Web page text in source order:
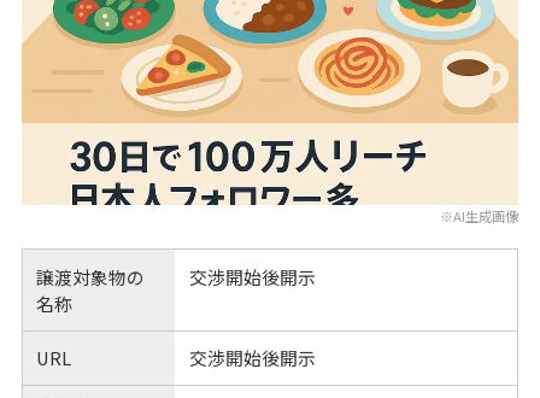
※AI生成画像
譲渡対象物の
名称
交渉開始後開示
URL 交渉開始後開示